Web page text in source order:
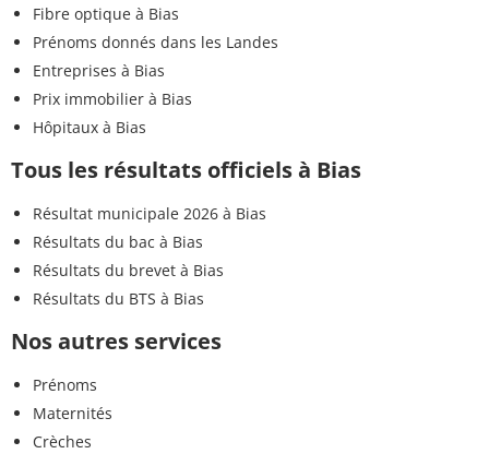
Fibre optique à Bias
Prénoms donnés dans les Landes
Entreprises à Bias
Prix immobilier à Bias
Hôpitaux à Bias
Tous les résultats officiels à Bias
Résultat municipale 2026 à Bias
Résultats du bac à Bias
Résultats du brevet à Bias
Résultats du BTS à Bias
Nos autres services
Prénoms
Maternités
Crèches